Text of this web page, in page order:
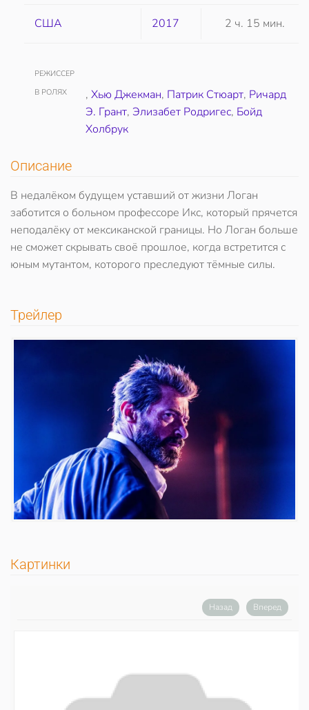
США 2017 2 ч. 15 мин.
РЕЖИССЕР
В РОЛЯХ
, Хью Джекман, Патрик Стюарт, Ричард
Э. Грант, Элизабет Родригес, Бойд
Холбрук
Описание
В недалёком будущем уставший от жизни Логан
заботится о больном профессоре Икс, который прячется
неподалёку от мексиканской границы. Но Логан больше
не сможет скрывать своё прошлое, когда встретится с
юным мутантом, которого преследуют тёмные силы.
Трейлер
Картинки
Назад Вперед